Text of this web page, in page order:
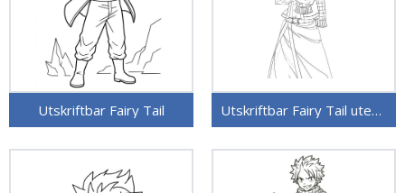
Utskriftbar Fairy Tail Utskriftbar Fairy Tail uten kostnad